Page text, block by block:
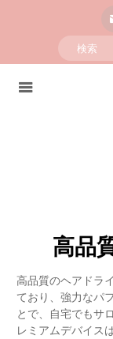
高品
高品質のヘアドラ
ており、強力なパ
とで、自宅でもサ
レミアムデバイス